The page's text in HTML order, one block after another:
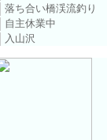
落ち合い橋渓流釣り
自主休業中
入山沢